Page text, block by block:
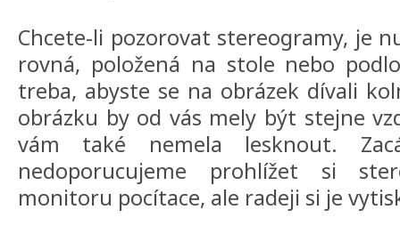
Chcete-li pozorovat stereogramy, je
rovná, položená na stole nebo
treba, abyste se na obrázek dívali
obrázku by od vás mely být stejne
vám také nemela lesknout.
nedoporucujeme prohlížet si
monitoru pocítace, ale radeji si je